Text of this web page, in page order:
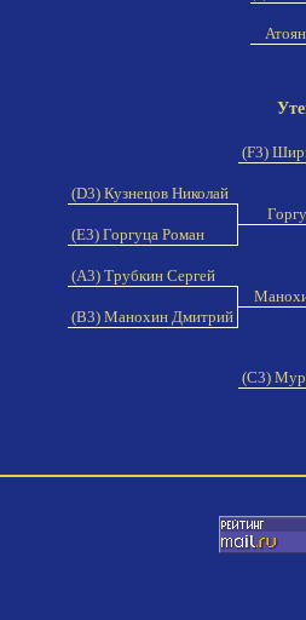
(F3)
(D3) Кузнецов Николай
(E3) Горгуца Роман
(A3) Трубкин Сергей
(B3) Манохин Дмитрий
(C3)